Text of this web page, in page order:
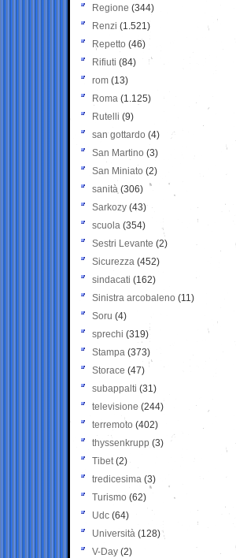
Regione (344)
Renzi (1.521)
Repetto (46)
Rifiuti (84)
rom (13)
Roma (1.125)
Rutelli (9)
san gottardo (4)
San Martino (3)
San Miniato (2)
sanità (306)
Sarkozy (43)
scuola (354)
Sestri Levante (2)
Sicurezza (452)
sindacati (162)
Sinistra arcobaleno (11)
Soru (4)
sprechi (319)
Stampa (373)
Storace (47)
subappalti (31)
televisione(244)
terremoto (402)
thyssenkrupp (3)
Tibet(2)
tredicesima (3)
Turismo (62)
Udc (64)
Università (128)
V-Day (2)